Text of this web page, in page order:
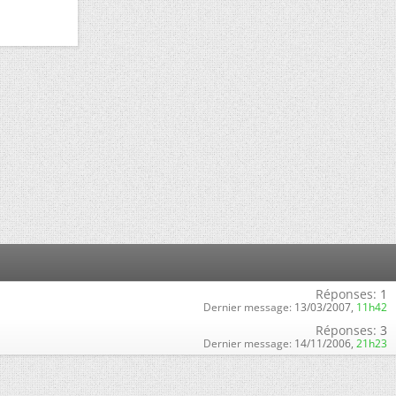
Réponses: 1
Dernier message: 13/03/2007, 11h42
Réponses: 3
Dernier message: 14/11/2006, 21h23